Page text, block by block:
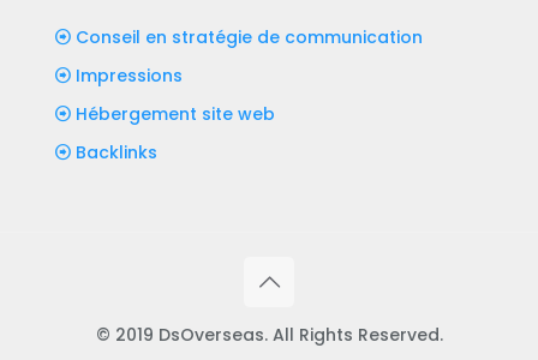
Conseil en stratégie de communication
Impressions
Hébergement site web
Backlinks
© 2019 DsOverseas. All Rights Reserved.